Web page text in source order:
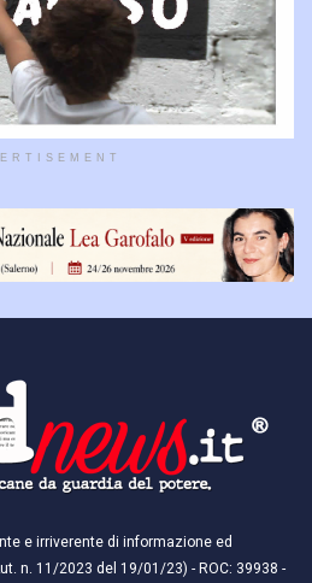
e irriverente di informazione ed
n. 11/2023 del 19/01/23) - ROC: 39938 -